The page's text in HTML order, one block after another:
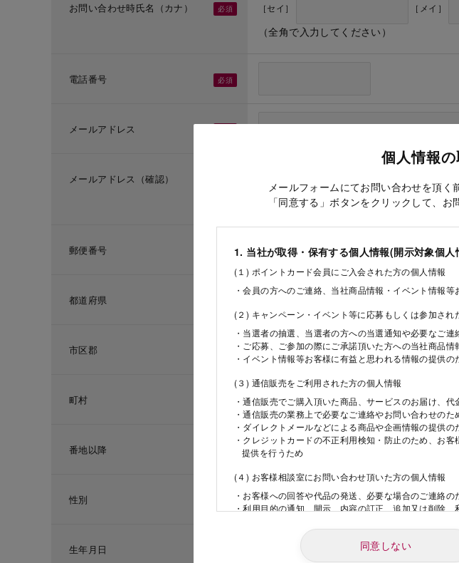
個人情報
メールフォームにてお問い合わせを頂
「同意する」ボタンをクリックして、
1. 当社が取得・保有する個人情報(開示対象個
(１) ポイントカード会員にご入会された方の個人情報
・会員の方へのご連絡、当社商品情報・イベント情報
(２) キャンペーン・イベント等に応募もしくは参加され
・当選者の抽選、当選者の方への当選通知や必要なご
・ご応募、ご参加の際にご承諾頂いた方への当社商品情
・イベント情報等お客様に有益と思われる情報の提供の
(３) 通信販売をご利用された方の個人情報
・通信販売でご購入頂いた商品、サービスのお届け、代
・通信販売の業務上で必要なご連絡やお問い合わせのた
・ダイレクトメールなどによる商品や企画情報の提供の
・クレジットカードの不正利用検知・防止のため、お
提供を行うため
(４) お客様相談室にお問い合わせ頂いた方の個人情報
・お客様への回答や代品の発送、必要な場合のご連絡の
・利用目的の通知、開示、内容の訂正、追加又は削除
(５) 当社の採用活動にご応募された方の個人情報
同意しない
お問い合わせ時氏名（カナ） ［セイ］ ［メイ］
（全角で入力してください）
電話番号
メールアドレス
メールアドレス（確認）
（メールアドレス確認のため再度入力をお
郵便番号
都道府県
市区郡
町村
番地以降
性別
生年月日 年